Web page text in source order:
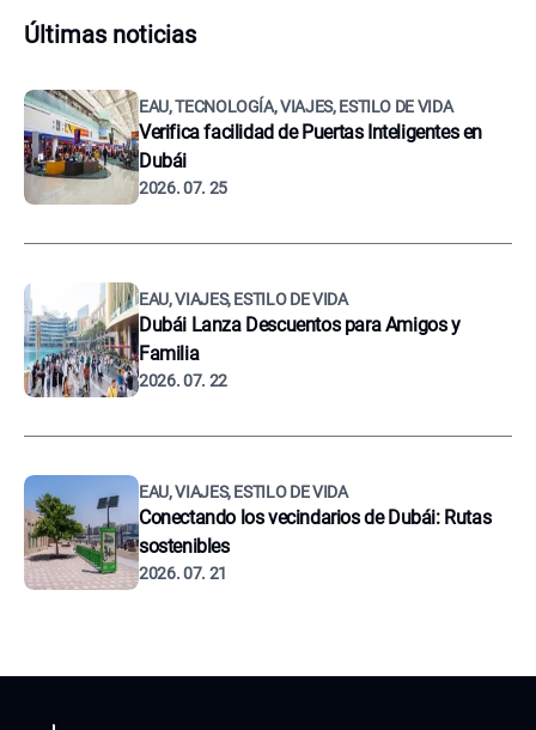
Últimas noticias
EAU, TECNOLOGÍA, VIAJES, ESTILO DE VIDA
Verifica facilidad de Puertas Inteligentes en
Dubái
2026. 07. 25
EAU, VIAJES, ESTILO DE VIDA
Dubái Lanza Descuentos para Amigos y
Familia
2026. 07. 22
EAU, VIAJES, ESTILO DE VIDA
Conectando los vecindarios de Dubái: Rutas
sostenibles
2026. 07. 21